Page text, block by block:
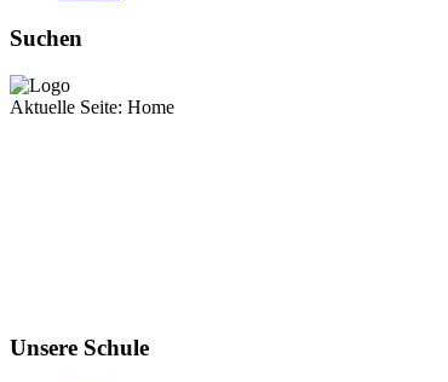
Suchen
Aktuelle Seite: Home
Unsere Schule